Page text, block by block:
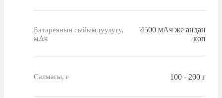
Батареянын сыйымдуулугу,
мАч
4500 мАч же андан
көп
Салмагы, г 100 - 200 г